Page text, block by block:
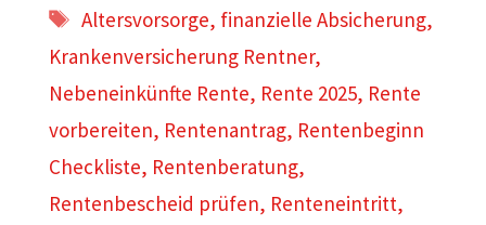
Schlagwörter
Altersvorsorge, finanzielle Absicherung,
Krankenversicherung Rentner,
Nebeneinkünfte Rente, Rente 2025, Rente
vorbereiten, Rentenantrag, Rentenbeginn
Checkliste, Rentenberatung,
Rentenbescheid prüfen, Renteneintritt,